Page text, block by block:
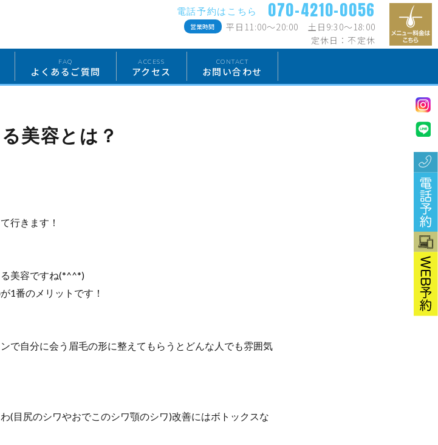
電話予約はこちら 070-4210-0056
営業時間
平日11:00〜20:00 土日9:30〜18:00
定休日：不定休
FAQ
よくあるご質問
ACCESS
アクセス
CONTACT
お問い合わせ
美容とは？
行きます！
美容ですね(*^^*)
1番のメリットです！
で自分に会う眉毛の形に整えてもらうとどんな人でも雰囲気
(目尻のシワやおでこのシワ顎のシワ)改善にはボトックスな